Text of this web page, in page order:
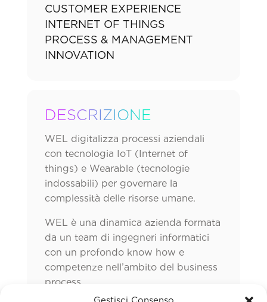
CUSTOMER EXPERIENCE
INTERNET OF THINGS
PROCESS & MANAGEMENT
INNOVATION
DESCRIZIONE
WEL digitalizza processi aziendali
con tecnologia IoT (Internet of
things) e Wearable (tecnologie
indossabili) per governare la
complessità delle risorse umane.
WEL è una dinamica azienda formata
da un team di ingegneri informatici
con un profondo know how e
competenze nell’ambito del business
process.